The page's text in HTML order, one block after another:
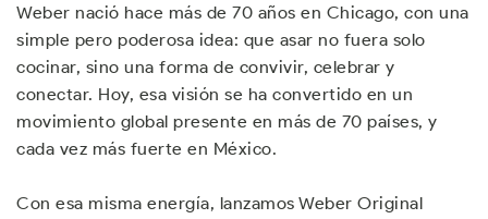
Weber nació hace más de 70 años en Chicago, con una
simple pero poderosa idea: que asar no fuera solo
cocinar, sino una forma de convivir, celebrar y
conectar. Hoy, esa visión se ha convertido en un
movimiento global presente en más de 70 países, y
cada vez más fuerte en México.
Con esa misma energía, lanzamos Weber Original